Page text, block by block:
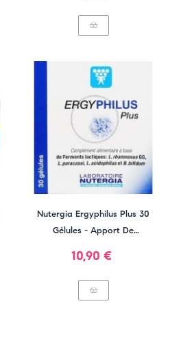
Nutergia Ergyphilus Plus 30
Gélules - Apport De
Prix
10,90 €